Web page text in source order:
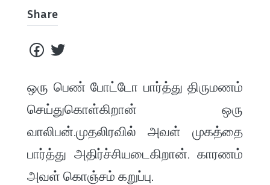
Share
ஒரு பெண் போட்டோ பார்த்து திருமணம்
செய்துகொள்கிறான் ஒரு
வாலிபன்.முதலிரவில் அவள் முகத்தை
பார்த்து அதிர்ச்சியடைகிறான். காரணம்
அவள் கொஞ்சம் கறுப்பு.